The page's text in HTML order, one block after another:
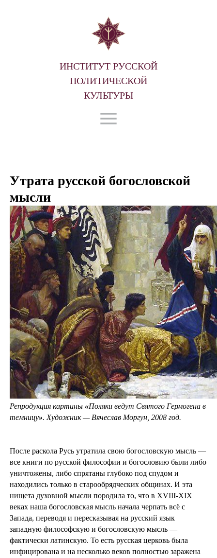
ИНСТИТУТ РУССКОЙ
ПОЛИТИЧЕСКОЙ
КУЛЬТУРЫ
Утрата русской богословской
мысли
Репродукция картины «Поляки ведут Святого Гермогена в
темницу». Художник — Вячеслав Моргун, 2008 год.
После раскола Русь утратила свою богословскую мысль —
все книги по русской философии и богословию были либо
уничтожены, либо спрятаны глубоко под спудом и
находились только в старообрядческих общинах. И эта
нищета духовной мысли породила то, что в XVIII-XIX
веках наша богословская мысль начала черпать всё с
Запада, переводя и пересказывая на русский язык
западную философскую и богословскую мысль —
фактически латинскую. То есть русская церковь была
инфицирована и на несколько веков полностью заражена